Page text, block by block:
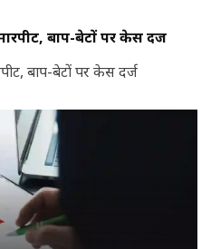
बाप-बेटों पर केस दर्ज
बाप-बेटों पर केस दर्ज